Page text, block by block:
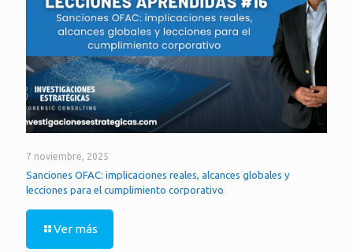
7 noviembre, 2025
Sanciones OFAC: implicaciones reales, alcances globales y
lecciones para el cumplimiento corporativo
Ver más